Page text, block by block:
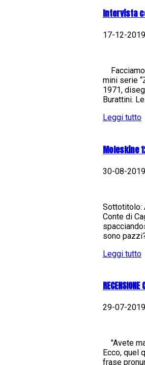
Intervista
17-12-
Facciamo
mini serie
1971,
Burattini.
Leggi tutto
Moleskine
30-08-
Sottotitolo:
Conte di
sono
Leggi tutto
29-07-
"Avete
Ecco, quel
frase